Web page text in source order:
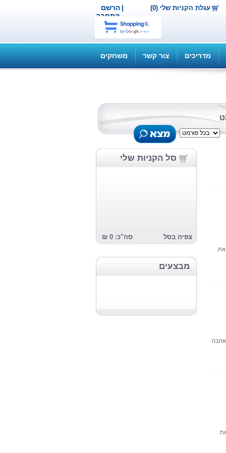
הרשם |
התחבר
עגלת הקניות שלי (0)
מדריכים צור קשר משחקים
סל הקניות שלי
צפיה בסל סה"כ: 0 ₪
מבצעים
את
אהבה